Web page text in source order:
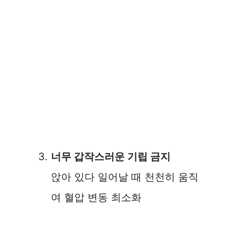
너무 갑작스러운 기립 금지
앉아 있다 일어날 때 천천히 움직
여 혈압 변동 최소화